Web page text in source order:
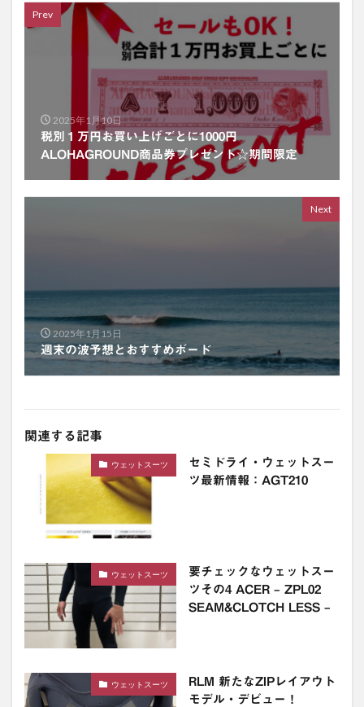
Prev
2025年1月10日
税別１万円お買い上げごとに1000円
ALOHAGROUND商品券プレゼント☆期間限定
Next
2025年1月15日
週末の波予想とおすすめボード
関連する記事
ウェットスーツ
セミドライ・ウェットスー
ツ最新情報：AGT210
ウェットスーツ
要チェックなウェットスー
ツその4 ACER – ZPL02
SEAM&CLOTCH LESS –
ウェットスーツ
RLM 新たなZIPレイアウト
モデル・デビュー！